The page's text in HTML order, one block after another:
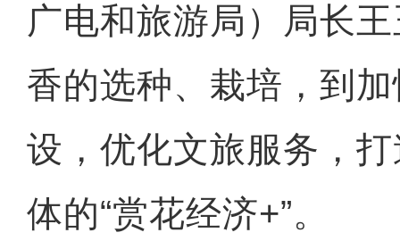
广电和旅游局）局长
香的选种、栽培，到
设，优化文旅服务，
体的“赏花经济+”。